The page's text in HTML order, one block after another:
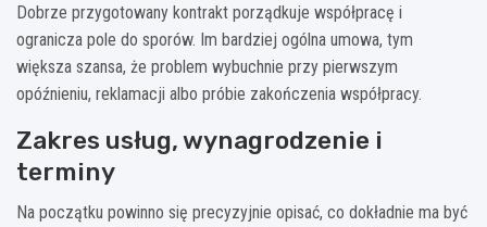
Dobrze przygotowany kontrakt porządkuje współpracę i
ogranicza pole do sporów. Im bardziej ogólna umowa, tym
większa szansa, że problem wybuchnie przy pierwszym
opóźnieniu, reklamacji albo próbie zakończenia współpracy.
Zakres usług, wynagrodzenie i
terminy
Na początku powinno się precyzyjnie opisać, co dokładnie ma być